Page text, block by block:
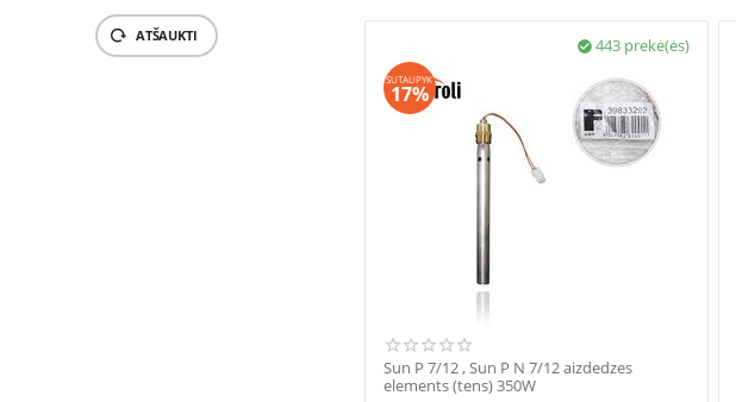
ATŠAUKTI 443 prekė(ės)

SUTAUPYK
17%
Sun P 7/12 , Sun P N 7/12 aizdedzes
elements (tens) 350W